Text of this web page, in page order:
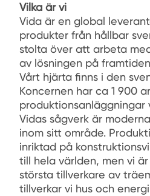
Vilka är vi
Vida är en global
produkter från hållbar
stolta över att arbeta
av lösningen på
Vårt hjärta finns i den
Koncernen har ca 1 900
produktionsanläggningar
Vidas sågverk är
inom sitt område.
inriktad på
till hela världen, men vi
största tillverkare av
tillverkar vi hus och